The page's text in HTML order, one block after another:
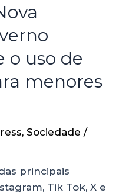
o uso de
menores
, Sociedade /
principais
Tik Tok, X e